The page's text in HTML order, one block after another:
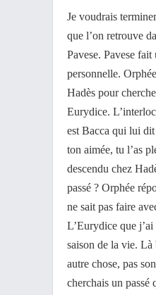
Je voudrais
que l’on retrouve
Pavese. Pavese fait
personnelle.
Hadès pour
Eurydice.
est Bacca qui lui
ton aimée, tu l’as
descendu chez
passé ? Orphée
ne sait pas faire
L’Eurydice que
saison de la vie. Là
autre chose, pas
cherchais un passé